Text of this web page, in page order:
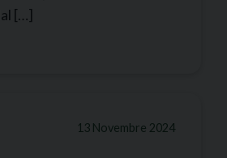
[…]
13 Novembre 2024